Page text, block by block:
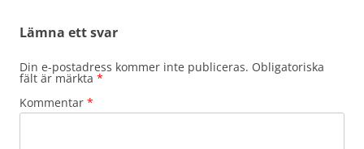
Lämna ett svar
Din e-postadress kommer inte publiceras. Obligatoriska
fält är märkta *
Kommentar *